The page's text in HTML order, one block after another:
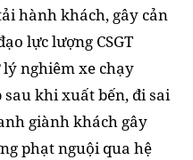
hành khách, gây cản
lực lượng CSGT
nghiêm xe chạy
sau khi xuất bến, đi sai
giành khách gây
phạt nguội qua hệ